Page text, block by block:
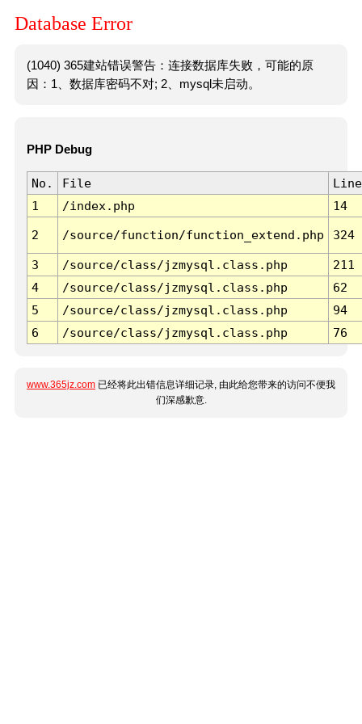
Database Error
(1040) 365建站错误警告：连接数据库失败，可能的原
因：1、数据库密码不对; 2、mysql未启动。
PHP Debug
No. File
Line
1
/index.php 14
2 /source/function/function_extend.php 324
3 /source/class/jzmysql.class.php
211
4
/source/class/jzmysql.class.php
62
5
/source/class/jzmysql.class.php
94
6
/source/class/jzmysql.class.php 76
www.365jz.com 已经将此出错信息详细记录, 由此给您带来的访问不便我
们深感歉意.